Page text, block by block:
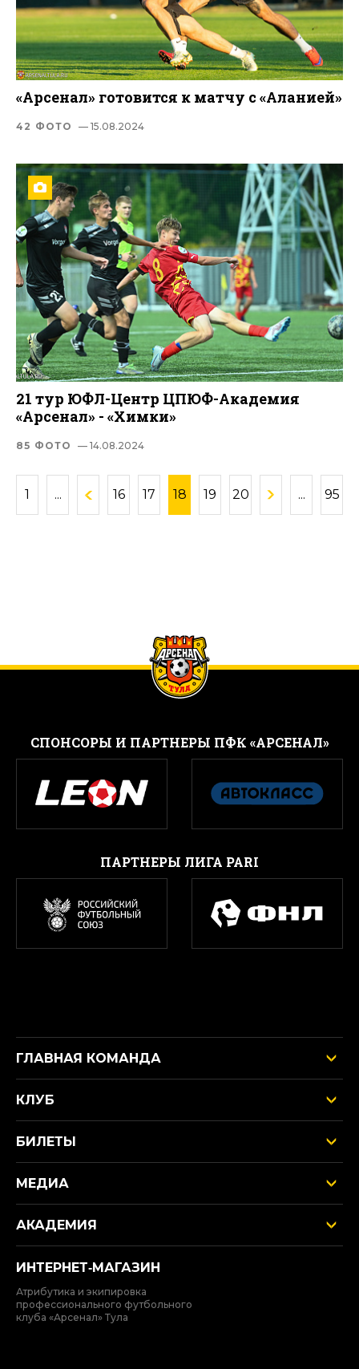
«Арсенал» готовится к матчу с «Аланией»
42 ФОТО — 15.08.2024
21 тур ЮФЛ-Центр ЦПЮФ-Академия
«Арсенал» - «Химки»
85 ФОТО — 14.08.2024
1 ... 16 17 18 19 20 ... 95
CПОНСОРЫ И ПАРТНЕРЫ ПФК «АРСЕНАЛ»
ПАРТНЕРЫ ЛИГА PARI
ГЛАВНАЯ КОМАНДА
КЛУБ
БИЛЕТЫ
МЕДИА
АКАДЕМИЯ
ИНТЕРНЕТ‑МАГАЗИН
Атрибутика и экипировка
профессионального футбольного
клуба «Арсенал» Тула